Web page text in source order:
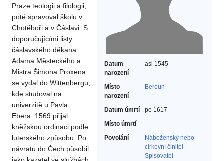
Datum
narození
asi 1545
Místo
narození
Beroun
Datum úmrtí
po 1617
Místo úmrtí
Povolání
Náboženský nebo
církevní činitel‎
Spisovatel‎
Praze teologii a filologii;
poté spravoval školu v
Chotěboři a v Čáslavi. S
doporučujícími listy
čáslavského děkana
Adama Městeckého a
Mistra Šimona Proxena
se vydal do Wittenbergu,
kde studoval na
univerzitě u Pavla
Ebera. 1569 přijal
kněžskou ordinaci podle
luterského způsobu. Po
návratu do Čech působil